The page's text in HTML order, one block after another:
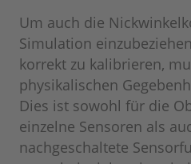
Um auch die
Simulation
korrekt zu kalibrieren,
physikalischen
Dies ist sowohl für die
einzelne Sensoren als
nachgeschaltete